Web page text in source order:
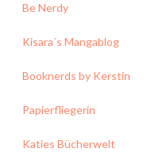
Be Nerdy
Kisara´s Mangablog
Booknerds by Kerstin
Papierfliegerin
Katies Bücherwelt